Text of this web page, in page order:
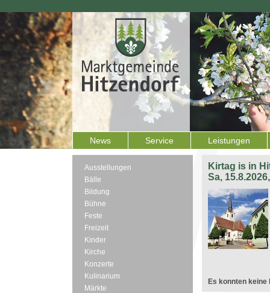
News Service Leistungen
Ausstellungen
Bälle
Bildung
Bühne
Feste
Freizeit
Kinder
Kirche
Konzerte
Kulinarium
Märkte
Kirtag is in
Sa,
Es konnten keine